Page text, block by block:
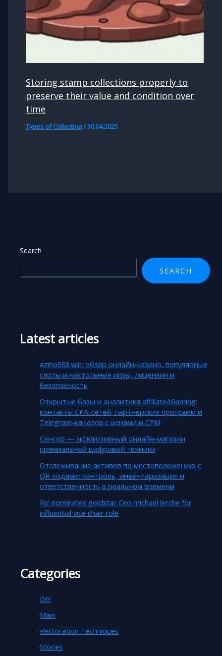
Search
SEARCH
Latest articles
Azino888.win: обзор онлайн-казино, популярные
слоты и настольные игры, лицензия и
безопасность
Открытые базы и аналитика affiliate/iGaming:
контакты CPA-сетей, партнёрских программ и
Telegram-каналов с ценами и CPM
Сенсор — эксклюзивный онлайн-магазин
премиальной цифровой техники
Отслеживание активов по местоположению с
QR-кодами: контроль, инвентаризация и
ответственность в реальном времени
Rjc nominates goldstar Ceo michael lerche for
influential vice chair role
Categories
DIY
Main
Restoration Techniques
Stories
Storing stamp collections properly to
preserve their value and condition over
time
Types of Collecting/30.04.2025